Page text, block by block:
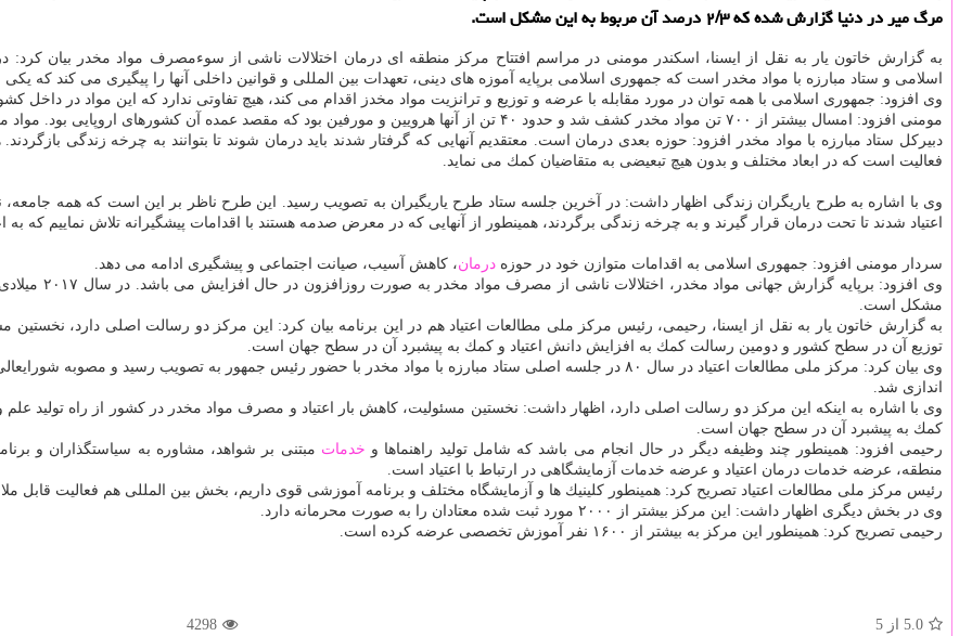
مرگ میر در دنیا گزارش شده كه ۲/۳ درصد آن مربوط به این مشكل است.
به گزارش خاتون یار به نقل از ایسنا، اسكندر مومنی در مراسم افتتاح مركز منطقه ای درمان اختلالات ناشی از سوءمصرف مواد مخدر بیان
اسلامی و ستاد مبارزه با مواد مخدر است كه جمهوری اسلامی برپایه آموزه های دینی، تعهدات بین المللی و قوانین داخلی آنها را پیگیری می كند كه
وی افزود: جمهوری اسلامی با همه توان در مورد مقابله با عرضه و توزیع و ترانزیت مواد مخدز اقدام می كند، هیچ تفاوتی ندارد كه این مواد در داخل
مومنی افزود: امسال بیشتر از ۷۰۰ تن مواد مخدر كشف شد و حدود ۴۰ تن از آنها هرویین و مورفین بود كه مقصد عمده آن كشورهای اروپایی بود. مواد مخدر دشمن انسانیت و بشریت است.
فعالیت است كه در ابعاد مختلف و بدون هیچ تبعیضی به متقاضیان كمك می نماید.
وی با اشاره به طرح یاریگران زندگی اظهار داشت: در آخرین جلسه ستاد طرح یاریگیران به تصویب رسید. این طرح ناظر بر این است كه همه جامعه،
اعتیاد شدند تا تحت درمان قرار گیرند و به چرخه زندگی برگردند، همینطور از آنهایی كه در معرض صدمه هستند با اقدامات پیشگیرانه تلاش نماییم كه به
سردار مومنی افزود: جمهوری اسلامی به اقدامات متوازن خود در حوزه درمان، كاهش آسیب، صیانت اجتماعی و پیشگیری ادامه می دهد.
مشكل است.
به گزارش خاتون یار به نقل از ایسنا، رحیمی، رئیس مركز ملی مطالعات اعتیاد هم در این برنامه بیان كرد: این مركز دو رسالت اصلی دارد،
توزیع آن در سطح كشور و دومین رسالت كمك به افزایش دانش اعتیاد و كمك به پیشبرد آن در سطح جهان است.
اندازی شد.
وی با اشاره به اینكه این مركز دو رسالت اصلی دارد، اظهار داشت: نخستین مسئولیت، كاهش بار اعتیاد و مصرف مواد مخدر در كشور از راه تولید
كمك به پیشبرد آن در سطح جهان است.
رحیمی افزود: همینطور چند وظیفه دیگر در حال انجام می باشد كه شامل تولید راهنماها و خدمات مبتنی بر شواهد، مشاوره به سیاستگذاران و
منطقه، عرضه خدمات درمان اعتیاد و عرضه خدمات آزمایشگاهی در ارتباط با اعتیاد است.
رئیس مركز ملی مطالعات اعتیاد تصریح كرد: همینطور كلینیك ها و آزمایشگاه مختلف و برنامه آموزشی قوی داریم، بخش بین المللی هم فعالیت قابل
وی در بخش دیگری اظهار داشت: این مركز بیشتر از ۲۰۰۰ مورد ثبت شده معتادان را به صورت محرمانه دارد.
رحیمی تصریح كرد: همینطور این مركز به بیشتر از ۱۶۰۰ نفر آموزش تخصصی عرضه كرده است.
5.0 از 5
4298